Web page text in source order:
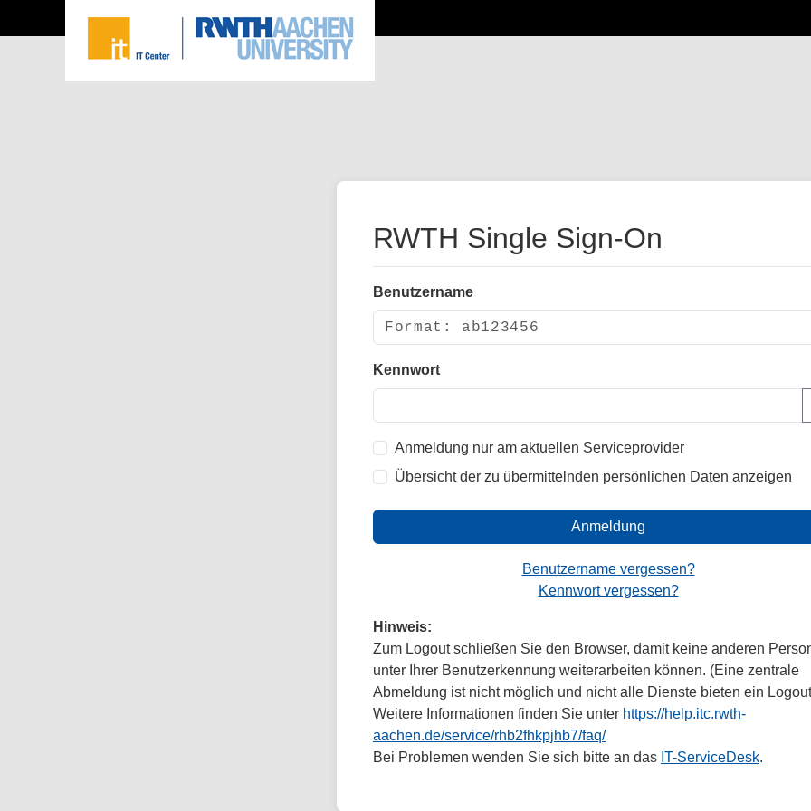
RWTH Single Sign-On
Benutzername
Kennwort
Anmeldung nur am aktuellen Serviceprovider
Übersicht der zu übermittelnden persönlichen Daten anzeigen
Anmeldung
Benutzername vergessen?
Kennwort vergessen?
Hinweis:
Zum Logout schließen Sie den Browser, damit keine anderen
unter Ihrer Benutzerkennung weiterarbeiten können. (Eine zentrale
Abmeldung ist nicht möglich und nicht alle Dienste bieten ein
Weitere Informationen finden Sie unter https://help.itc.rwth-
aachen.de/service/rhb2fhkpjhb7/faq/
Bei Problemen wenden Sie sich bitte an das IT-ServiceDesk.